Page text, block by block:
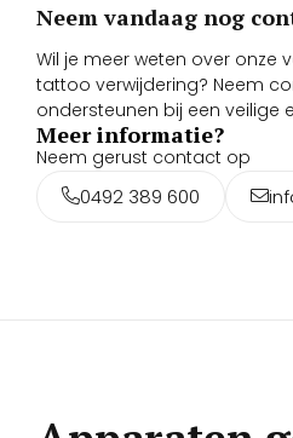
Neem vandaag nog
Wil je meer weten over onze
tattoo verwijdering? Neem
ondersteunen bij een veilige
Meer informatie?
Neem gerust contact op
0492 389 600